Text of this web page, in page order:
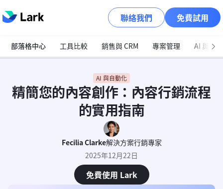
聯絡我們 免費試用
部落格中心 工具比較 銷售與 CRM 專案管理 AI 與自
AI 與自動化
精簡您的內容創作：內容行銷流程
的實用指南
Fecilia Clarke解決方案行銷專家
2025年12月22日
免費使用 Lark